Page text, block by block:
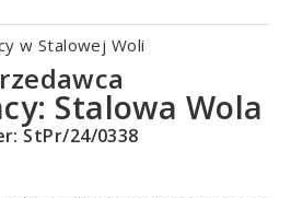
w Stalowej Woli
Stalowa Wola
StPr/24/0338